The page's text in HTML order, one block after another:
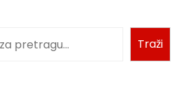
Traži